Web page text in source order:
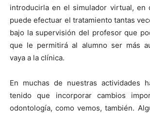
introducirla en el simulador virtual, en
puede efectuar el tratamiento tantas
bajo la supervisión del profesor que
que le permitirá al alumno ser más
vaya a la clínica.
En muchas de nuestras actividades
tenido que incorporar cambios
odontología, como vemos, también.